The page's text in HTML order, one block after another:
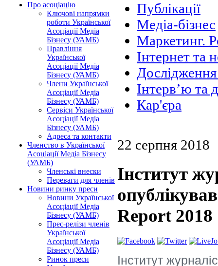
Про асоціацію
Ключові напрямки
роботи Української
Асоціації Медіа
Бізнесу (УАМБ)
Правління
Української
Асоціації Медіа
Бізнесу (УАМБ)
Члени Української
Асоціації Медіа
Бізнесу (УАМБ)
Сервіси Української
Асоціації Медіа
Бізнесу (УАМБ)
Адреса та контакти
Членство в Української
Асоціації Медіа Бізнесу
(УАМБ)
Членські внески
Переваги для членів
Новини ринку преси
Новини Української
Асоціації Медіа
Бізнесу (УАМБ)
Прес-релізи членів
Української
Асоціації Медіа
Бізнесу (УАМБ)
Ринок преси
Публікації
Медіа-бізнес
Маркетинг.
Інтернет та
Дослідження
Інтерв’ю та
Кар'єра
22 серпня 2018
Інститут
Report 2018
Інститут